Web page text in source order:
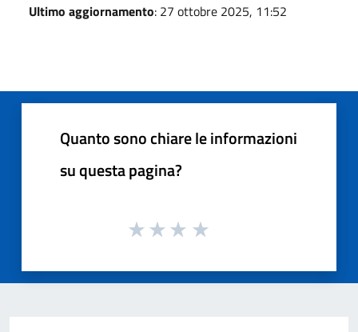
Ultimo aggiornamento: 27 ottobre 2025, 11:52
Quanto sono chiare le informazioni
su questa pagina?